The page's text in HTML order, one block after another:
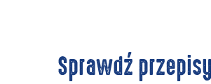
Sprawdź przepisy